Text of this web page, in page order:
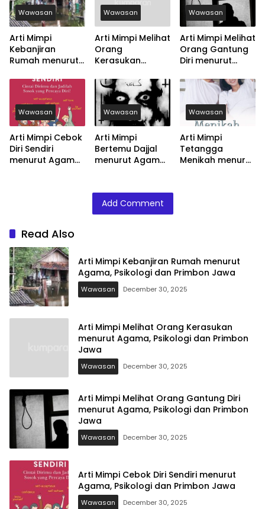
Wawasan
Arti Mimpi
Kebanjiran
Rumah menurut
dan Primbon
Jawa
Wawasan
Arti Mimpi Melihat
Orang
Kerasukan
Psikologi dan
Primbon Jawa
Wawasan
Arti Mimpi Melihat
Orang Gantung
Diri menurut
dan Primbon
Jawa
Wawasan
Arti Mimpi Cebok
Diri Sendiri
menurut Agama,
Wawasan
Arti Mimpi
Bertemu Dajjal
menurut Agama,
Wawasan
Arti Mimpi
Tetangga
Menikah menurut
Add Comment
Read Also
Arti Mimpi Kebanjiran Rumah menurut
Agama, Psikologi dan Primbon Jawa
Wawasan December 30, 2025
Arti Mimpi Melihat Orang Kerasukan
menurut Agama, Psikologi dan Primbon
Jawa
Wawasan December 30, 2025
Arti Mimpi Melihat Orang Gantung Diri
menurut Agama, Psikologi dan Primbon
Jawa
Wawasan December 30, 2025
Arti Mimpi Cebok Diri Sendiri menurut
Agama, Psikologi dan Primbon Jawa
Wawasan December 30, 2025